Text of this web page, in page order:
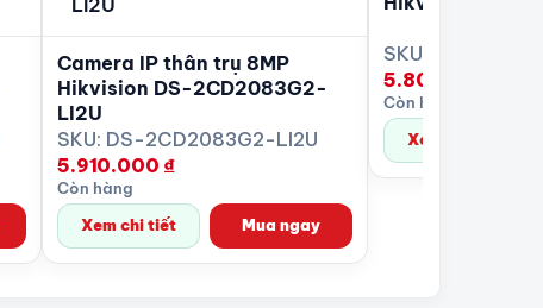
Camera IP thân trụ 8MP
Hikvision DS-2CD2083G2-
LI2U
SKU: DS-2CD2083G2-LI2U
5.910.000 ₫
Còn hàng
Xem chi tiết
Mua ngay
SKU: DS-
5.800.000
Còn hàng
Xem chi tiết